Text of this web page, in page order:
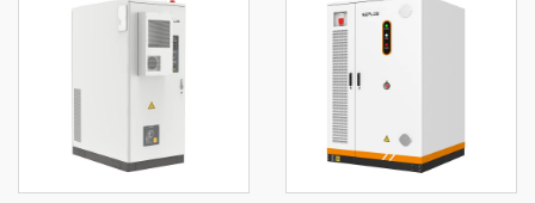
bateria słoneczna
Seplos
V 14 kWh, bateria
litowo-żelazowo-
fosforanowa (LiFePO4)